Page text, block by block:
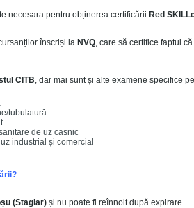
necesara pentru obținerea certificării Red
înscriși la NVQ, care să certifice faptul
CITB, dar mai sunt și alte examene specifice
tubulatură
de uz casnic
industrial și comercial
(Stagiar) și nu poate fi reînnoit după expirare.